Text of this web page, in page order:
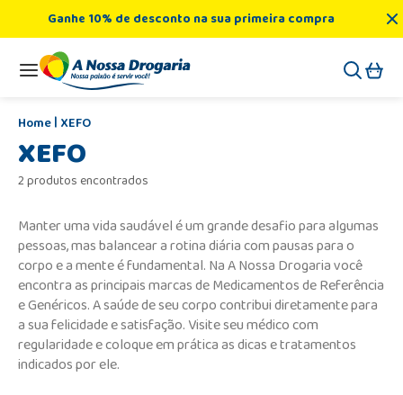
Ganhe 10% de desconto na sua primeira compra
XEFO
XEFO
2 produtos encontrados
Manter uma vida saudável é um grande desafio para algumas
pessoas, mas balancear a rotina diária com pausas para o
corpo e a mente é fundamental. Na A Nossa Drogaria você
encontra as principais marcas de Medicamentos de Referência
e Genéricos. A saúde de seu corpo contribui diretamente para
a sua felicidade e satisfação. Visite seu médico com
regularidade e coloque em prática as dicas e tratamentos
indicados por ele.